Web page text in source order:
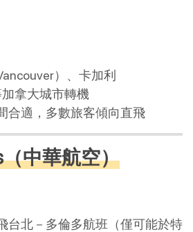
）、卡加利
加拿大城市轉機
合適，多數旅客傾向直飛
（中華航空）
台北－多倫多航班（僅可能於特